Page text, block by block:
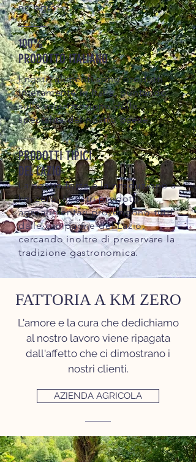
no ogm.
100%
PRODOTTO ITALIANO
I nostri alimenti sono prodotti
interamente in Italia, puntando
sulla valorizzazione delle
specialità del nostro paese.
PRODOTTI TIPICI
DEL LAZIO
La nostra forza è la produzione a
km zero, i nostri prodotti
agroalimentari provengono tutti
dalle campagne del Lazio,
cercando inoltre di preservare la
tradizione gastronomica.
FATTORIA A KM ZERO
L'amore e la cura che dedichiamo
al nostro lavoro viene ripagata
dall'affetto che ci dimostrano i
nostri clienti.
AZIENDA AGRICOLA